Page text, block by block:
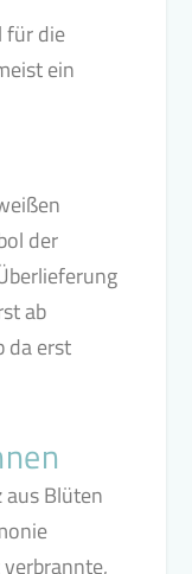
für die
ein
der
ab
da erst
Blüten